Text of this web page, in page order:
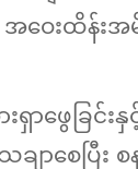
အဝေးထိန်း
ေခြင်းနှင့်
ေချာစေပ